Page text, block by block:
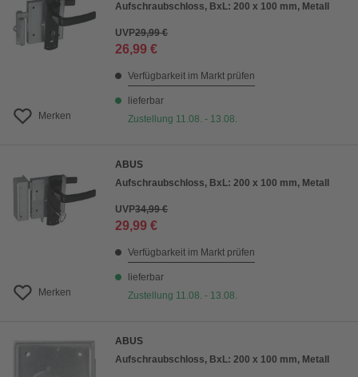
Merken
Aufschraubschloss, BxL: 200 x 100 mm, Metall
UVP29,99 €
26,99 €
Verfügbarkeit im Markt prüfen
lieferbar
Zustellung 11.08. - 13.08.
Merken
ABUS
Aufschraubschloss, BxL: 200 x 100 mm, Metall
UVP34,99 €
29,99 €
Verfügbarkeit im Markt prüfen
lieferbar
Zustellung 11.08. - 13.08.
ABUS
Aufschraubschloss, BxL: 200 x 100 mm, Metall